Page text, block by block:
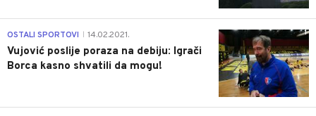
1
OSTALI SPORTOVI 14.02.2021.
Vujović poslije poraza na debiju: Igrači
Borca kasno shvatili da mogu!